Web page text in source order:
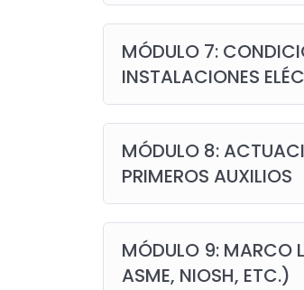
MÓDULO 7:
INSTALACIONES
MÓDULO 8:
PRIMEROS AUXILIOS
MÓDULO 9: MARCO
ASME, NIOSH, ETC.)